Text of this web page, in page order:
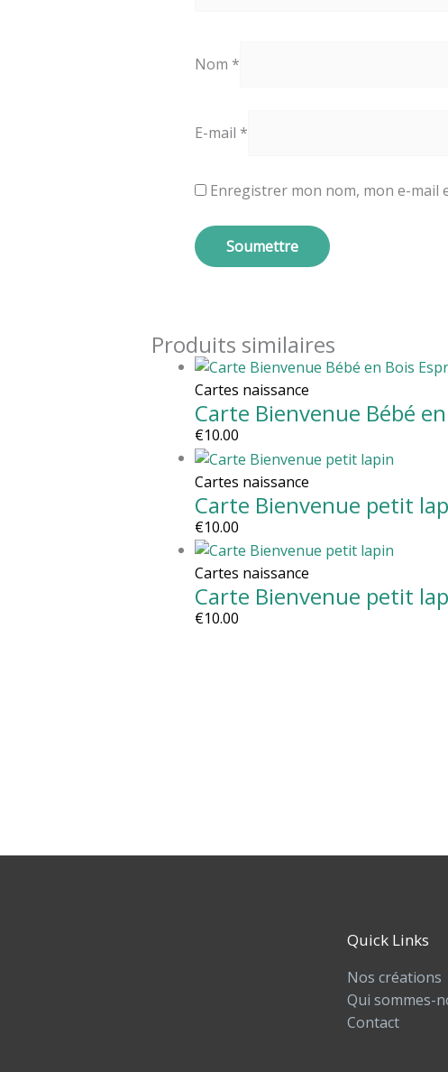
Nom *
E-mail *
Enregistrer mon nom, mon e-mail
Produits similaires
Cartes naissance
Carte Bienvenue Bébé
€10.00
Cartes naissance
Carte Bienvenue petit
€10.00
Cartes naissance
Carte Bienvenue petit
€10.00
Quick Links
Nos créations
Qui sommes-
Contact